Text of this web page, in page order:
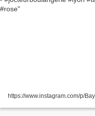
https://www.instagram.com/p/